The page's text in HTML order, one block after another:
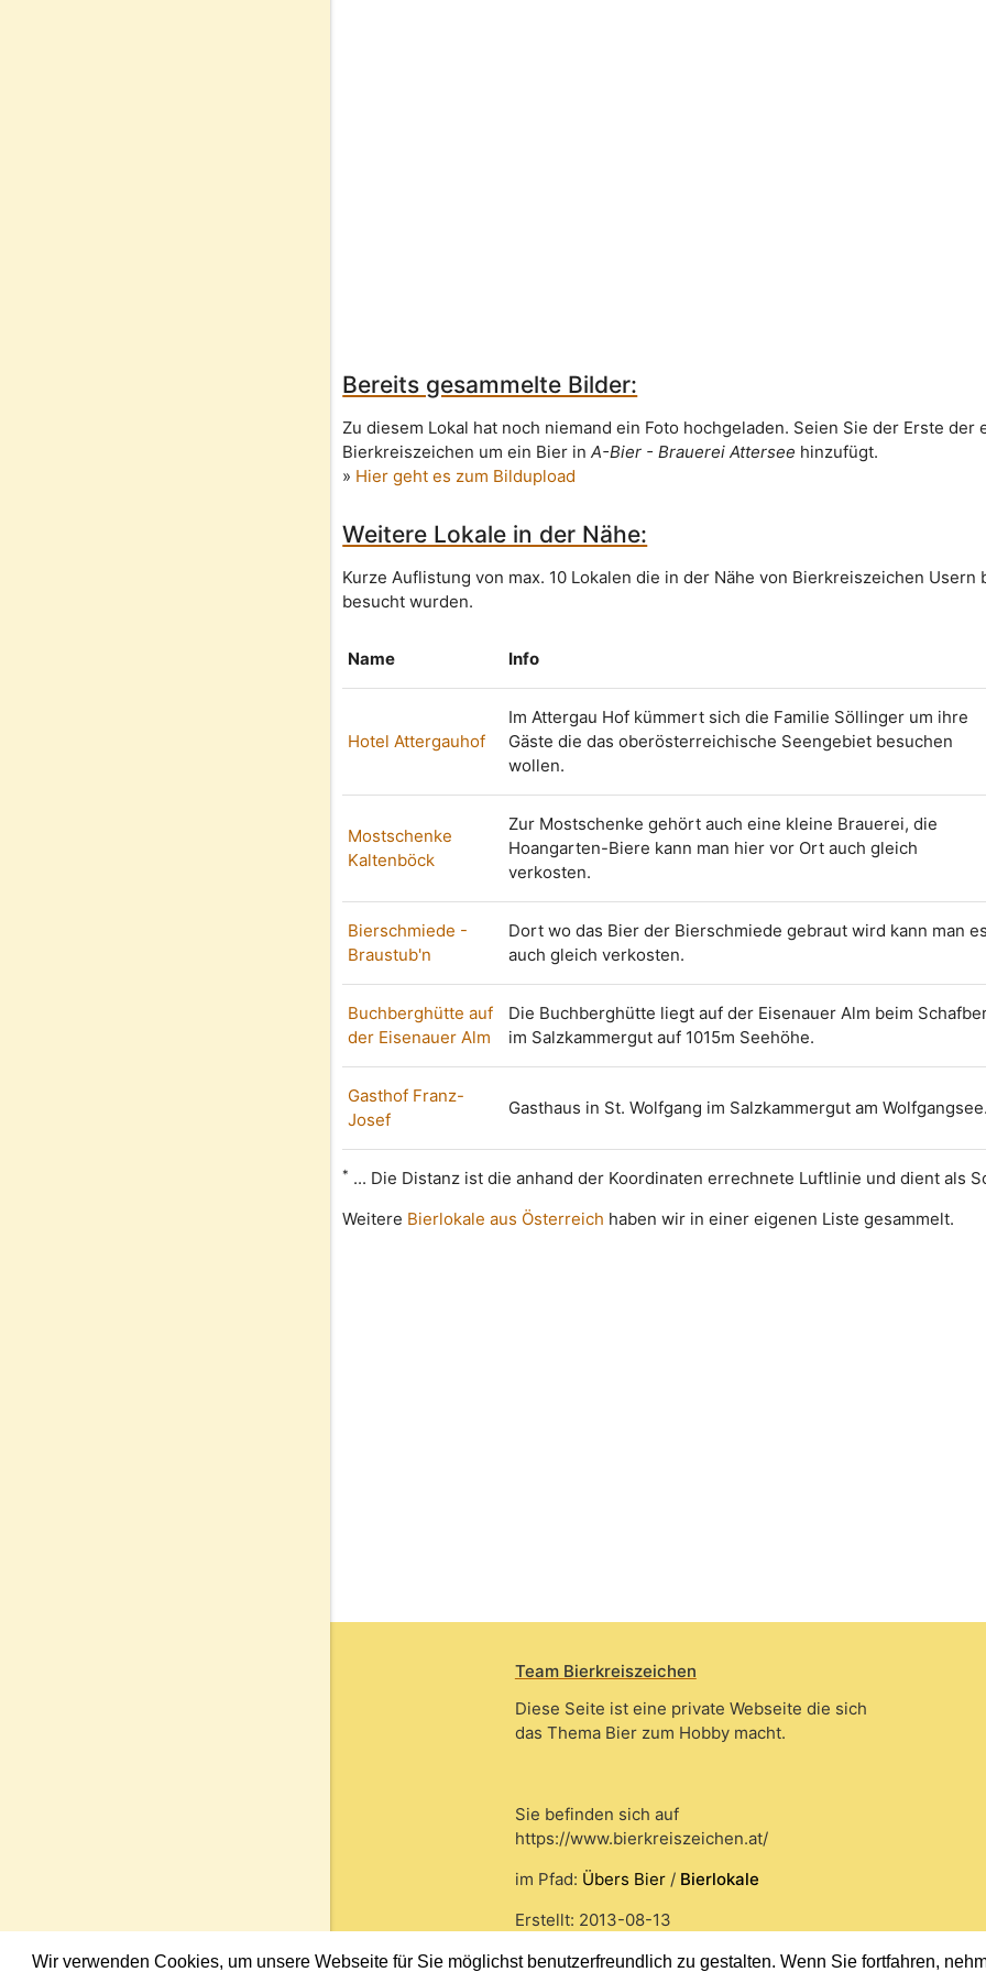
Wir verwenden Cookies, um unsere Webseite für Sie möglichst benutzerfreundlich zu gestalten. Wenn Sie fortfahren,
Bereits gesammelte Bilder:
Zu diesem Lokal hat noch niemand ein Foto hochgeladen. Seien Sie der Erste der
Bierkreiszeichen um ein Bier inA-Bier - Brauerei Attersee hinzufügt.
» Hier geht es zum Bildupload
Weitere Lokale in der Nähe:
Kurze Auflistung von max. 10 Lokalen die in der Nähe von Bierkreiszeichen Usern
besucht wurden.
Name Info
Hotel Attergauhof
Im Attergau Hof kümmert sich die Familie Söllinger um ihre
Gäste die das oberösterreichische Seengebiet besuchen
wollen.
Mostschenke
Kaltenböck
Zur Mostschenke gehört auch eine kleine Brauerei, die
Hoangarten-Biere kann man hier vor Ort auch gleich
verkosten.
Bierschmiede -
Braustub'n
Dort wo das Bier der Bierschmiede gebraut wird kann man
auch gleich verkosten.
Buchberghütte auf
der Eisenauer Alm
Die Buchberghütte liegt auf der Eisenauer Alm beim
im Salzkammergut auf 1015m Seehöhe.
Gasthof Franz-
Josef
Gasthaus in St. Wolfgang im Salzkammergut am
* ... Die Distanz ist die anhand der Koordinaten errechnete Luftlinie und dient als
Weitere Bierlokale aus Österreich haben wir in einer eigenen Liste gesammelt.
Team Bierkreiszeichen
Diese Seite ist eine private Webseite die sich
das Thema Bier zum Hobby macht.
Sie befinden sich auf
https://www.bierkreiszeichen.at/
im Pfad: Übers Bier/ Bierlokale
Erstellt: 2013-08-13